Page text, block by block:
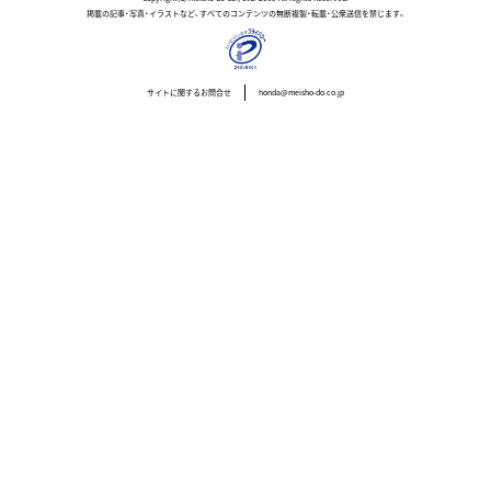
掲載の記事・写真・イラストなど、すべてのコンテンツの無断複製・転載・公衆送信を禁じます。
サイトに関するお問合せ honda@meisho-do.co.jp